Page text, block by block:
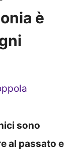
è
sono
al passato e